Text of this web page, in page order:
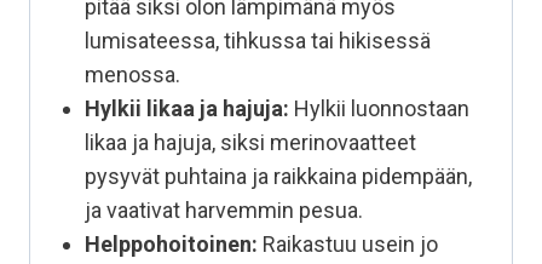
pitää siksi olon lämpimänä myös
lumisateessa, tihkussa tai hikisessä
menossa.
Hylkii likaa ja hajuja: Hylkii luonnostaan
likaa ja hajuja, siksi merinovaatteet
pysyvät puhtaina ja raikkaina pidempään,
ja vaativat harvemmin pesua.
Helppohoitoinen: Raikastuu usein jo